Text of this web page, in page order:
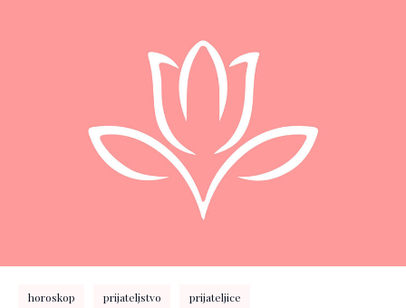
horoskop prijateljstvo prijateljice